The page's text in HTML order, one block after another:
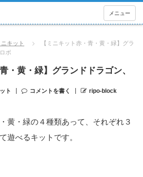
メニュー
ニキット
【ミニキット赤・青・黄・緑】グラ
ボ
・黄・緑】グランドドラゴン、
ト コメントを書く ripo-block
黄・緑の４種類あって、それぞれ３
遊べるキットです。